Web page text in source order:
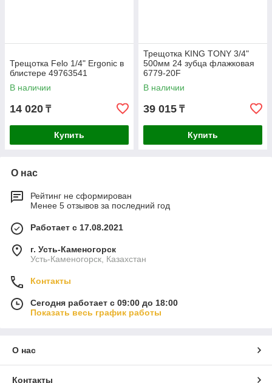
Трещотка Felo 1/4" Ergonic в
блистере 49763541
В наличии
14 020 ₸
Купить
Трещотка KING TONY 3/4"
500мм 24 зубца флажковая
6779-20F
В наличии
39 015 ₸
Купить
О нас
Рейтинг не сформирован
Менее 5 отзывов за последний год
Работает с 17.08.2021
г. Усть-Каменогорск
Усть-Каменогорск, Казахстан
Контакты
Сегодня работает с 09:00 до 18:00
Показать весь график работы
О нас
Контакты